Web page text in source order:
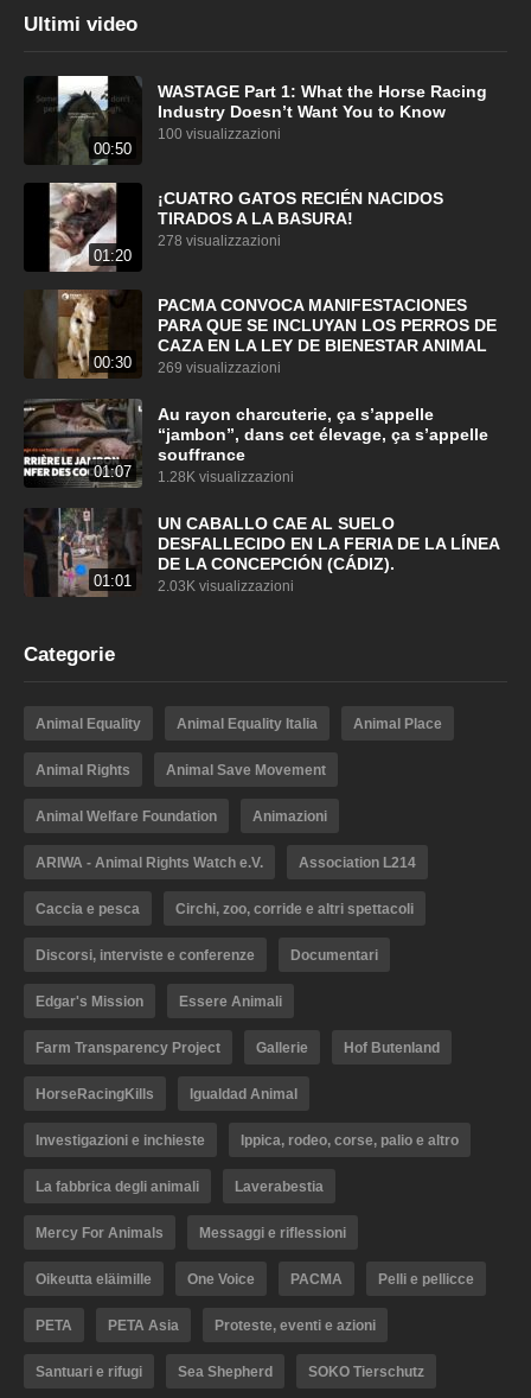
Ultimi video
00:50
WASTAGE Part 1: What the Horse Racing
Industry Doesn’t Want You to Know
100 visualizzazioni
01:20
¡CUATRO GATOS RECIÉN NACIDOS
TIRADOS A LA BASURA!
278 visualizzazioni
00:30
PACMA CONVOCA MANIFESTACIONES
PARA QUE SE INCLUYAN LOS PERROS DE
CAZA EN LA LEY DE BIENESTAR ANIMAL
269 visualizzazioni
01:07
Au rayon charcuterie, ça s’appelle
“jambon”, dans cet élevage, ça s’appelle
souffrance
1.28K visualizzazioni
01:01
UN CABALLO CAE AL SUELO
DESFALLECIDO EN LA FERIA DE LA LÍNEA
DE LA CONCEPCIÓN (CÁDIZ).
2.03K visualizzazioni
Categorie
Animal Equality Animal Equality Italia Animal Place
Animal Rights Animal Save Movement
Animal Welfare Foundation Animazioni
ARIWA - Animal Rights Watch e.V. Association L214
Caccia e pesca Circhi, zoo, corride e altri spettacoli
Discorsi, interviste e conferenze Documentari
Edgar's Mission Essere Animali
Farm Transparency Project Gallerie Hof Butenland
HorseRacingKills Igualdad Animal
Investigazioni e inchieste Ippica, rodeo, corse, palio e altro
La fabbrica degli animali Laverabestia
Mercy For Animals Messaggi e riflessioni
Oikeutta eläimille One Voice PACMA Pelli e pellicce
PETA PETA Asia Proteste, eventi e azioni
Santuari e rifugi Sea Shepherd SOKO Tierschutz